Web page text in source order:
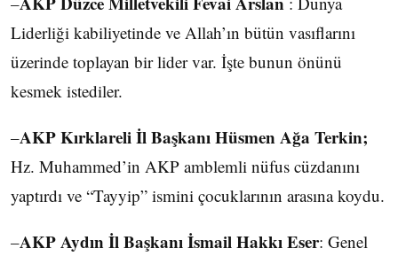
Liderliği kabiliyetinde ve Allah’ın bütün vasıflarını
üzerinde toplayan bir lider var. İşte bunun önünü
kesmek istediler.
–AKP Kırklareli İl Başkanı Hüsmen Ağa Terkin;
Hz. Muhammed’in AKP amblemli nüfus cüzdanını
yaptırdı ve “Tayyip” ismini çocuklarının arasına koydu.
–AKP Aydın İl Başkanı İsmail Hakkı Eser: Genel